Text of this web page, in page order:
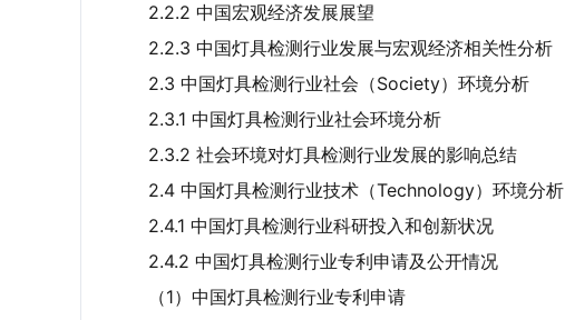
2.2.2 中国宏观经济发展展望
2.2.3 中国灯具检测行业发展与宏观经济相关性分析
2.3 中国灯具检测行业社会（Society）环境分析
2.3.1 中国灯具检测行业社会环境分析
2.3.2 社会环境对灯具检测行业发展的影响总结
2.4 中国灯具检测行业技术（Technology）环境分析
2.4.1 中国灯具检测行业科研投入和创新状况
2.4.2 中国灯具检测行业专利申请及公开情况
（1）中国灯具检测行业专利申请